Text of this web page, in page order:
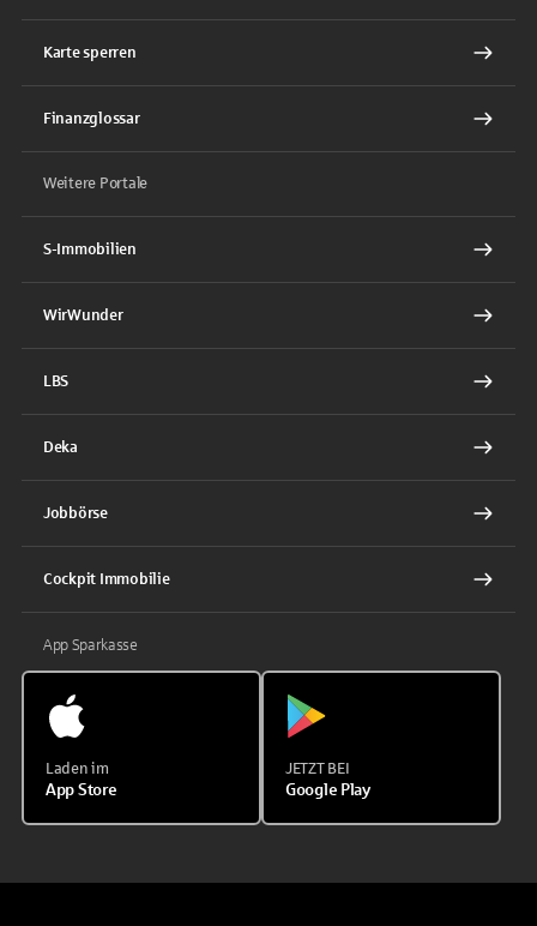
Karte sperren
Finanzglossar
Weitere Portale
S-Immobilien
WirWunder
LBS
Deka
Jobbörse
Cockpit Immobilie
App Sparkasse
Laden im
App Store
JETZT BEI
Google Play